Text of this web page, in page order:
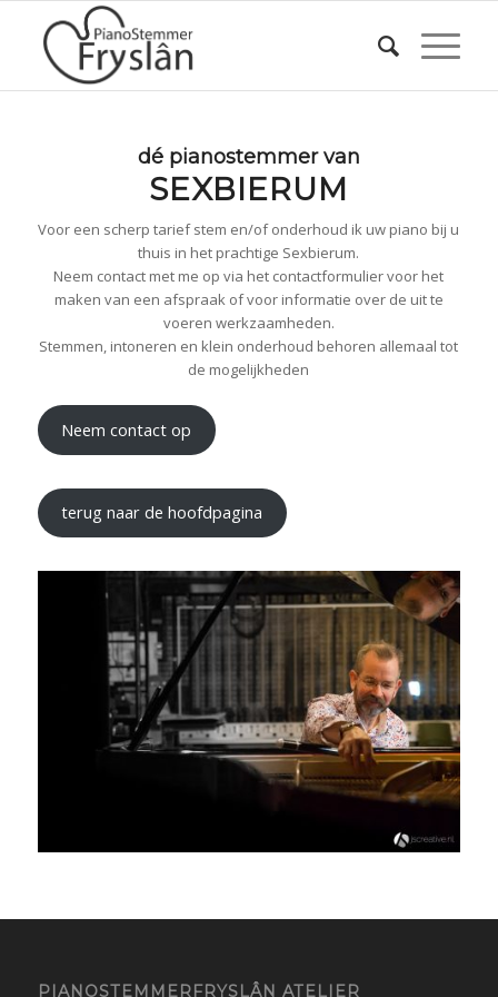
dé pianostemmer van
SEXBIERUM
Voor een scherp tarief stem en/of onderhoud ik uw piano bij u
thuis in het prachtige Sexbierum.
Neem contact met me op via het contactformulier voor het
maken van een afspraak of voor informatie over de uit te
voeren werkzaamheden.
Stemmen, intoneren en klein onderhoud behoren allemaal tot
de mogelijkheden
Neem contact op
terug naar de hoofdpagina
PIANOSTEMMERFRYSLÂN ATELIER